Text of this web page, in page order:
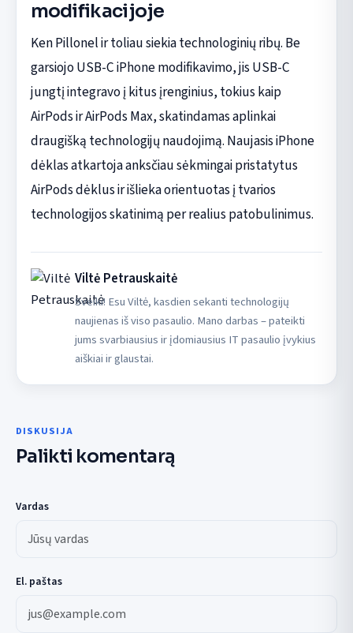
modifikacijoje
Ken Pillonel ir toliau siekia technologinių ribų. Be
garsiojo USB-C iPhone modifikavimo, jis USB-C
jungtį integravo į kitus įrenginius, tokius kaip
AirPods ir AirPods Max, skatindamas aplinkai
draugišką technologijų naudojimą. Naujasis iPhone
dėklas atkartoja anksčiau sėkmingai pristatytus
AirPods dėklus ir išlieka orientuotas į tvarios
technologijos skatinimą per realius patobulinimus.
Viltė Petrauskaitė
Sveiki! Esu Viltė, kasdien sekanti technologijų
naujienas iš viso pasaulio. Mano darbas – pateikti
jums svarbiausius ir įdomiausius IT pasaulio įvykius
aiškiai ir glaustai.
DISKUSIJA
Palikti komentarą
Vardas
El. paštas